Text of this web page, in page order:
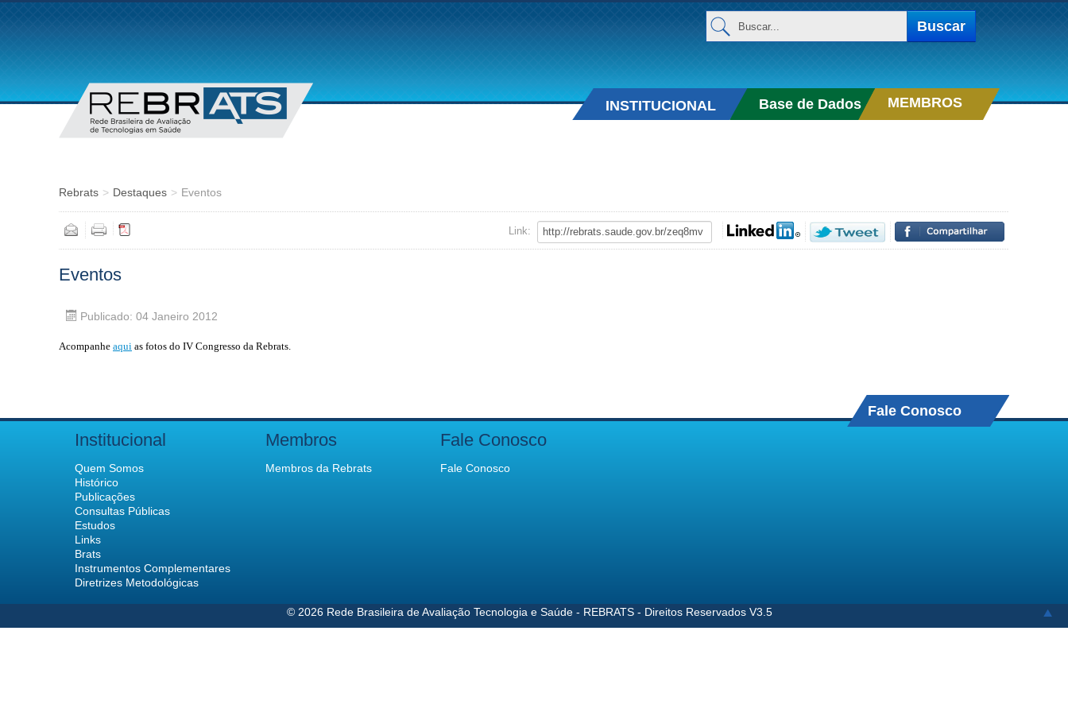
Buscar...
Buscar
INSTITUCIONAL Base de Dados MEMBROS
Rebrats > Destaques > Eventos
Link:
Eventos
Publicado: 04 Janeiro 2012
Acompanhe aqui as fotos do IV Congresso da Rebrats.
Fale Conosco
Institucional
Quem Somos
Histórico
Publicações
Consultas Públicas
Estudos
Links
Brats
Instrumentos Complementares
Diretrizes Metodológicas
Membros
Membros da Rebrats
Fale Conosco
Fale Conosco
© 2026 Rede Brasileira de Avaliação Tecnologia e Saúde - REBRATS - Direitos Reservados V3.5